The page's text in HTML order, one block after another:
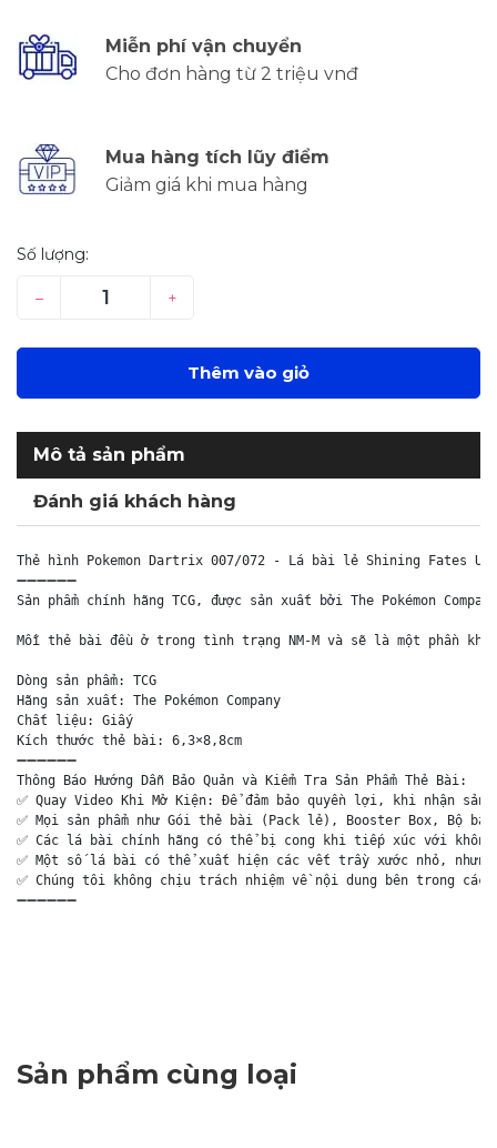
Miễn phí vận chuyển
Cho đơn hàng từ 2 triệu vnđ
Mua hàng tích lũy điểm
Giảm giá khi mua hàng
Số lượng:
– +
Thêm vào giỏ
Mô tả sản phẩm
Đánh giá khách hàng
Thẻ hình Pokemon Dartrix 007/072 - Lá bài lẻ Shining Fates
➖➖➖➖➖➖
Sản phẩm chính hãng TCG, được sản xuất bởi The Pokémon
Mỗi thẻ bài đều ở trong tình trạng NM-M và sẽ là một phần
Dòng sản phẩm: TCG
Hãng sản xuất: The Pokémon Company
Chất liệu: Giấy
Kích thước thẻ bài: 6,3×8,8cm
➖➖➖➖➖➖
Thông Báo Hướng Dẫn Bảo Quản và Kiểm Tra Sản Phẩm Thẻ Bài:
✅ Quay Video Khi Mở Kiện: Để đảm bảo quyền lợi, khi nhận
✅ Mọi sản phẩm như Gói thẻ bài (Pack lẻ), Booster Box, Bộ
✅ Các lá bài chính hãng có thể bị cong khi tiếp xúc với
✅ Một số lá bài có thể xuất hiện các vết trầy xước nhỏ,
✅ Chúng tôi không chịu trách nhiệm về nội dung bên trong
➖➖➖➖➖➖
Sản phẩm cùng loại